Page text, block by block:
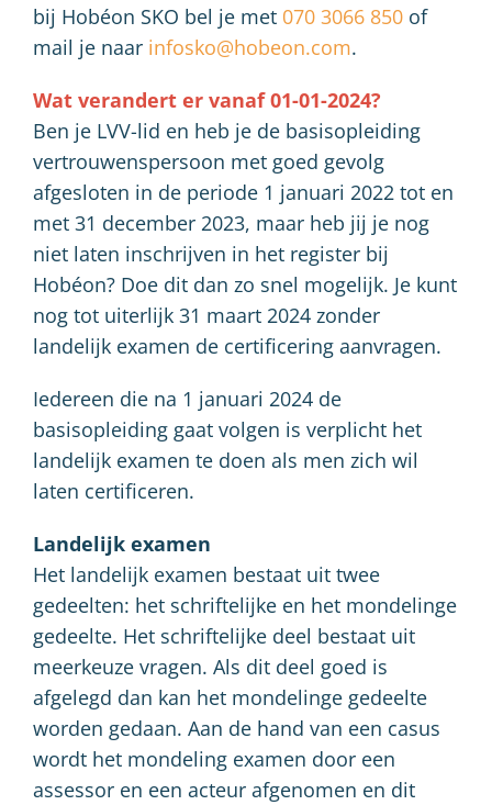
bij Hobéon SKO bel je met 070 3066 850 of
mail je naar infosko@hobeon.com.
Wat verandert er vanaf 01-01-2024?
Ben je LVV-lid en heb je de basisopleiding
vertrouwenspersoon met goed gevolg
afgesloten in de periode 1 januari 2022 tot en
met 31 december 2023, maar heb jij je nog
niet laten inschrijven in het register bij
Hobéon? Doe dit dan zo snel mogelijk. Je kunt
nog tot uiterlijk 31 maart 2024 zonder
landelijk examen de certificering aanvragen.
Iedereen die na 1 januari 2024 de
basisopleiding gaat volgen is verplicht het
landelijk examen te doen als men zich wil
laten certificeren.
Landelijk examen
Het landelijk examen bestaat uit twee
gedeelten: het schriftelijke en het mondelinge
gedeelte. Het schriftelijke deel bestaat uit
meerkeuze vragen. Als dit deel goed is
afgelegd dan kan het mondelinge gedeelte
worden gedaan. Aan de hand van een casus
wordt het mondeling examen door een
assessor en een acteur afgenomen en dit